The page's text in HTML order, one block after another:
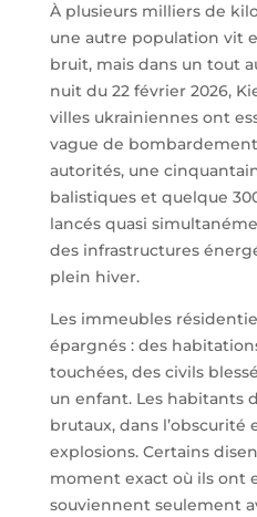
À plusieurs milliers de
une autre population vit
bruit, mais dans un tout
nuit du 22 février 2026,
villes ukrainiennes ont
vague de
autorités, une
balistiques et quelque
lancés quasi
des infrastructures
plein hiver.
Les immeubles
épargnés : des
touchées, des civils
un enfant. Les habitants
brutaux, dans l’obscurité
explosions. Certains
moment exact où ils ont
souviennent seulement